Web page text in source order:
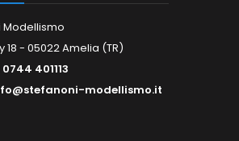
Modellismo
18 - 05022 Amelia (TR)
0744 401113
modellismo.it